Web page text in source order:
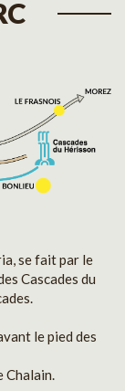
se fait par le
Cascades du
le pied des
Chalain.